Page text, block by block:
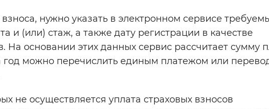
нужно указать в электронном сервисе
и (или) стаж, а также дату регистрации в качестве
На основании этих данных сервис рассчитает сумму
можно перечислить единым платежом или
не осуществляется уплата страховых взносов